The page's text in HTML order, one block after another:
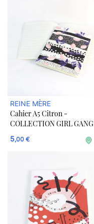
REINE MÈRE
Cahier A5 Citron -
COLLECTION GIRL GANG
5,00 €